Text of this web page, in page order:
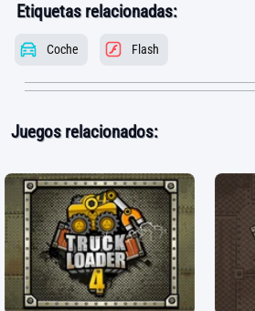
Etiquetas relacionadas:
Coche Flash
Juegos relacionados: